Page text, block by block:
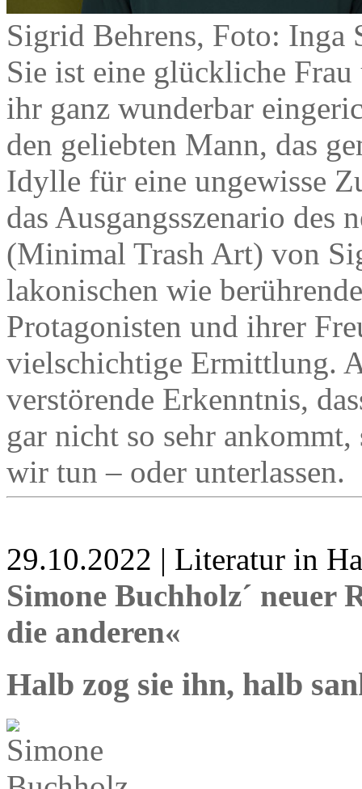
Sigrid Behrens, Foto: Inga
Sie ist eine glückliche
ihr ganz wunderbar
den geliebten Mann, das
Idylle für eine ungewisse
das Ausgangsszenario des
(Minimal Trash Art) von
lakonischen wie
Protagonisten und ihrer
vielschichtige Ermittlung.
verstörende Erkenntnis,
gar nicht so sehr
wir tun – oder unterlassen.
29.10.2022 | Literatur in
Simone Buchholz´ neuer
die anderen«
Halb zog sie ihn, halb